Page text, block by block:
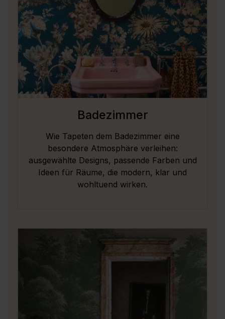
Badezimmer
Wie Tapeten dem Badezimmer eine
besondere Atmosphäre verleihen:
ausgewählte Designs, passende Farben und
Ideen für Räume, die modern, klar und
wohltuend wirken.